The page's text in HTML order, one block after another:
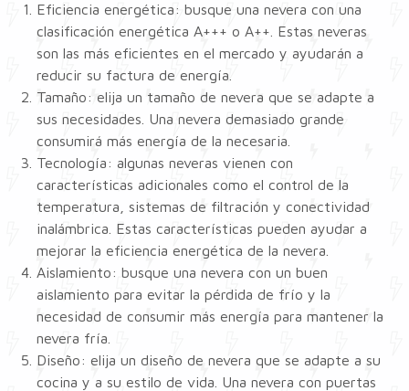
Eficiencia energética: busque una nevera con una
clasificación energética A+++ o A++. Estas neveras
son las más eficientes en el mercado y ayudarán a
reducir su factura de energía.
Tamaño: elija un tamaño de nevera que se adapte a
sus necesidades. Una nevera demasiado grande
consumirá más energía de la necesaria.
Tecnología: algunas neveras vienen con
características adicionales como el control de la
temperatura, sistemas de filtración y conectividad
inalámbrica. Estas características pueden ayudar a
mejorar la eficiencia energética de la nevera.
Aislamiento: busque una nevera con un buen
aislamiento para evitar la pérdida de frío y la
necesidad de consumir más energía para mantener la
nevera fría.
Diseño: elija un diseño de nevera que se adapte a su
cocina y a su estilo de vida. Una nevera con puertas